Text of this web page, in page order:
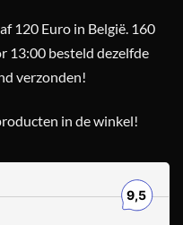
120 Euro in België. 160
13:00 besteld dezelfde
verzonden!
in de winkel!